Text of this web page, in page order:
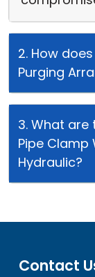
2. How
Purging
3. What are
Pipe Clamp
Hydraulic?
Contact